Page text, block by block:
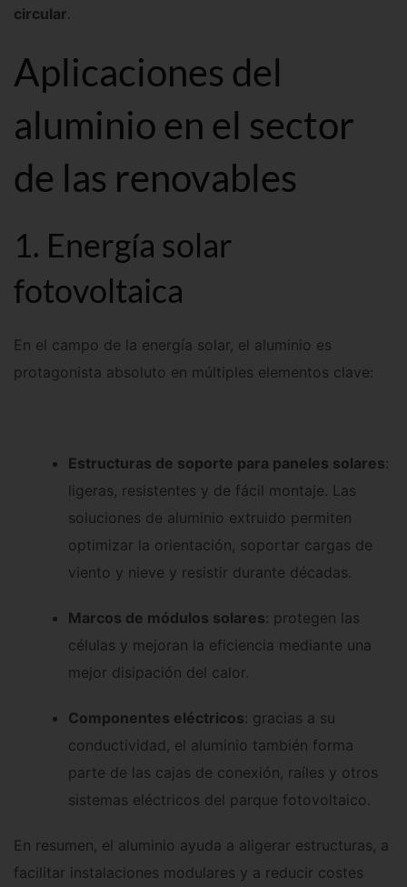
circular.
Aplicaciones del
aluminio en el sector
de las renovables
1. Energía solar
fotovoltaica
En el campo de la energía solar, el aluminio es
protagonista absoluto en múltiples elementos clave:
Estructuras de soporte para paneles solares:
ligeras, resistentes y de fácil montaje. Las
soluciones de aluminio extruido permiten
optimizar la orientación, soportar cargas de
viento y nieve y resistir durante décadas.
Marcos de módulos solares: protegen las
células y mejoran la eficiencia mediante una
mejor disipación del calor.
Componentes eléctricos: gracias a su
conductividad, el aluminio también forma
parte de las cajas de conexión, raíles y otros
sistemas eléctricos del parque fotovoltaico.
En resumen, el aluminio ayuda a aligerar estructuras, a
facilitar instalaciones modulares y a reducir costes